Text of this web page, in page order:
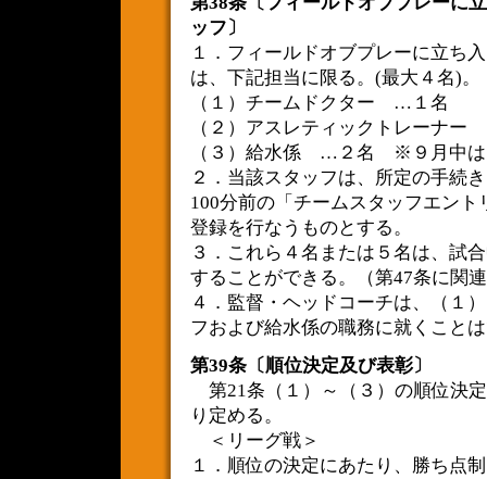
ッフ〕
１．フィールドオブプレーに立ち
は、下記担当に限る。(最大４名)。
（１）チームドクター …１名
（２）アスレティックトレー
（３）給水係 …２名 ※９月中は
２．当該スタッフは、所定の手続
100分前の「チームスタッフエン
登録を行なうものとする。
３．これら４名または５名は、試
することができる。（第47条に関
４．監督・ヘッドコーチは、（１
フおよび給水係の職務に就くこと
第39条〔順位決定及び表彰〕
第21条（１）～（３）の順位決
り定める。
＜リーグ戦＞
１．順位の決定にあたり、勝ち点